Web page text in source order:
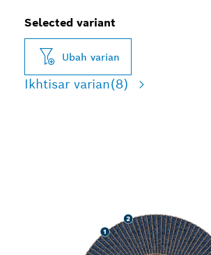
Selected variant
Ubah varian
Ikhtisar varian(8)